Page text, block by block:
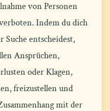
von Personen
Indem du dich
Suche entscheidest,
Ansprüchen,
oder Klagen,
freizustellen und
mit der